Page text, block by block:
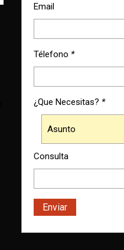
Email
Télefono *
¿Que Necesitas? *
Consulta